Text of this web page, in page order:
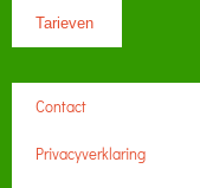
Tarieven
Contact
Privacyverklaring